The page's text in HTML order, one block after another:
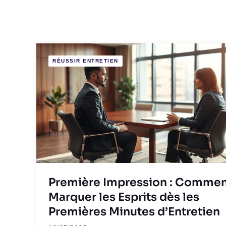
RÉUSSIR ENTRETIEN
Première Impression :
Marquer les Esprits dès les
Premières Minutes d’Entretien